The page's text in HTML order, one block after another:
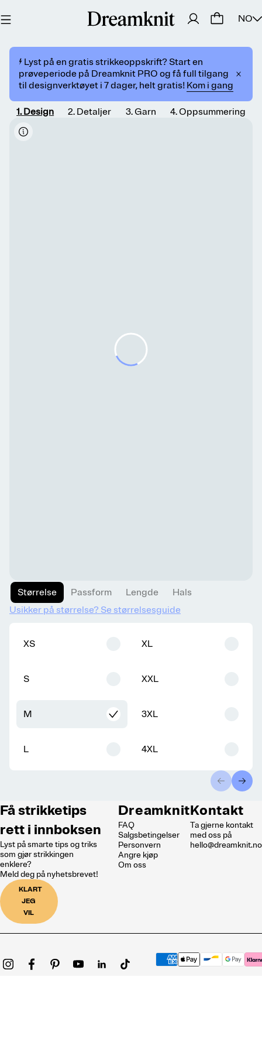
NO
⚡️ Lyst på en gratis strikkeoppskrift? Start en
prøveperiode på Dreamknit PRO og få full tilgang
til designverktøyet i 7 dager, helt gratis! Kom i gang
1.Design 2. Detaljer 3. Garn 4. Oppsummering
Størrelse Passform Lengde
Hals
Usikker på størrelse? Se størrelsesguide
XS
S
M
L
XL
XXL
3XL
4XL
Få strikketips
rett i innboksen
Lyst på smarte tips og triks
som gjør strikkingen
enklere?
Meld deg på nyhetsbrevet!
KLART
JEG
VIL
Dreamknit
FAQ
Salgsbetingelser
Personvern
Angre kjøp
Om oss
Kontakt
Ta gjerne kontakt
med oss på
hello@dreamknit.no